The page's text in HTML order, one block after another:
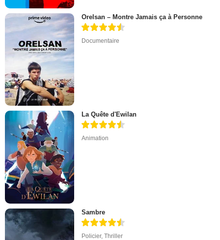
Orelsan – Montre Jamais ça à Personne
Documentaire
La Quête d'Ewilan
Animation
Sambre
Policier,Thriller